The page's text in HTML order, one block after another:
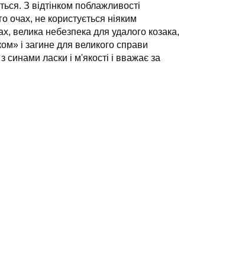
З відтінком поблажливості
очах, не користується ніяким
велика небезпека для удалого козака,
і загине для великого справи
ласки і м'якості і вважає за